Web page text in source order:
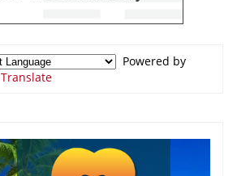
Powered by
Translate